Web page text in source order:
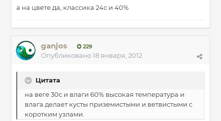
а на цвете да, классика 24с и 40%
ganjos 229
Опубликовано18 января, 2012
Цитата
на веге 30с и влаги 60% высокая температура и
влага делает кусты приземистыми и ветвистыми с
коротким узлами.